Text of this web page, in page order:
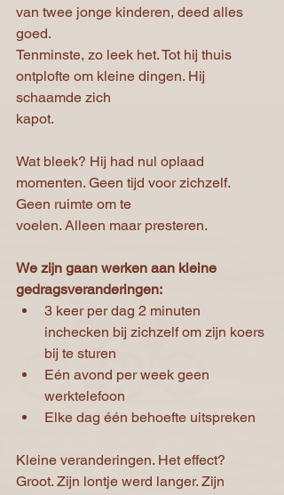
van twee jonge kinderen, deed alles
goed.
Tenminste, zo leek het. Tot hij thuis
ontplofte om kleine dingen. Hij
schaamde zich
kapot.
Wat bleek? Hij had nul oplaad
momenten. Geen tijd voor zichzelf.
Geen ruimte om te
voelen. Alleen maar presteren.
We zijn gaan werken aan kleine
gedragsveranderingen:
3 keer per dag 2 minuten
inchecken bij zichzelf om zijn koers
bij te sturen
Eén avond per week geen
werktelefoon
Elke dag één behoefte uitspreken
Kleine veranderingen. Het effect?
Groot. Zijn lontje werd langer. Zijn